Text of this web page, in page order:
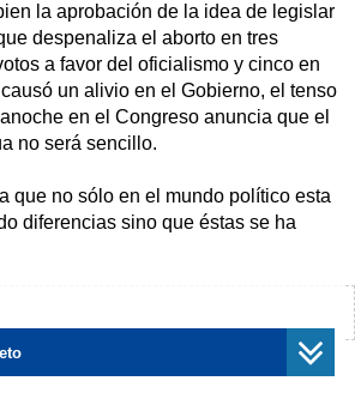
la aprobación de la idea de legislar
despenaliza el aborto en tres
a favor del oficialismo y cinco en
un alivio en el Gobierno, el tenso
en el Congreso anuncia que el
no será sencillo.
que no sólo en el mundo político esta
diferencias sino que éstas se ha
a la vida", por lo menos ayer martes
ciudadanos, eso no quedó